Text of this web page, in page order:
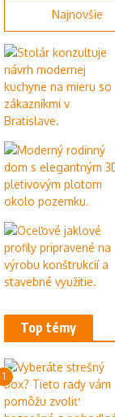
Najnovšie
Top témy
1